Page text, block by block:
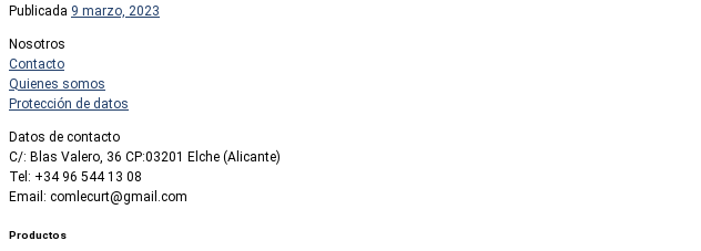
Publicada 9 marzo, 2023
Nosotros
Contacto
Quienes somos
Protección de datos
Datos de contacto
C/: Blas Valero, 36 CP:03201 Elche (Alicante)
Tel: +34 96 544 13 08
Email: comlecurt@gmail.com
Productos